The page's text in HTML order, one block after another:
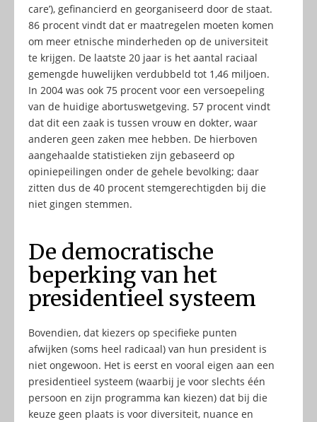
care’), gefinancierd en georganiseerd door de staat.
86 procent vindt dat er maatregelen moeten komen
om meer etnische minderheden op de universiteit
te krijgen. De laatste 20 jaar is het aantal raciaal
gemengde huwelijken verdubbeld tot 1,46 miljoen.
In 2004 was ook 75 procent voor een versoepeling
van de huidige abortuswetgeving. 57 procent vindt
dat dit een zaak is tussen vrouw en dokter, waar
anderen geen zaken mee hebben. De hierboven
aangehaalde statistieken zijn gebaseerd op
opiniepeilingen onder de gehele bevolking; daar
zitten dus de 40 procent stemgerechtigden bij die
niet gingen stemmen.
De democratische
beperking van het
presidentieel systeem
Bovendien, dat kiezers op specifieke punten
afwijken (soms heel radicaal) van hun president is
niet ongewoon. Het is eerst en vooral eigen aan een
presidentieel systeem (waarbij je voor slechts één
persoon en zijn programma kan kiezen) dat bij die
keuze geen plaats is voor diversiteit, nuance en